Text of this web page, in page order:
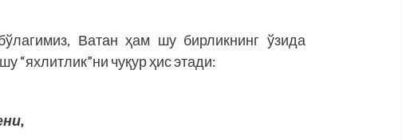
Ватан ҳам шу бирликнинг ўзида
“яхлитлик”ни чуқур ҳис этади: